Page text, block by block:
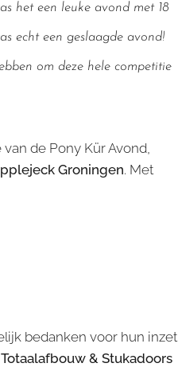
het een leuke avond met 18
echt een geslaagde avond!
om deze hele competitie
de Pony Kür Avond,
Groningen. Met
bedanken voor hun inzet
Totaalafbouw & Stukadoors